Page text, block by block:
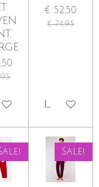
€ 52,50
€ 74,95
IN
Sale!